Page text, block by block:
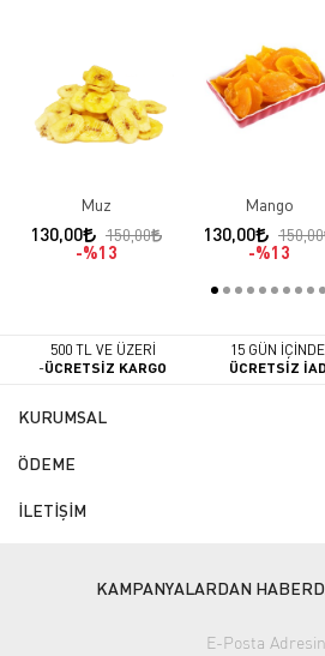
Muz
130,00
150,00
%13
Mango
130,00
150,00
%13
500 TL VE ÜZERİ
-ÜCRETSİZ KARGO
15 GÜN
ÜCRETSİZ
KURUMSAL
ÖDEME
İLETİŞİM
KAMPANYALARDAN